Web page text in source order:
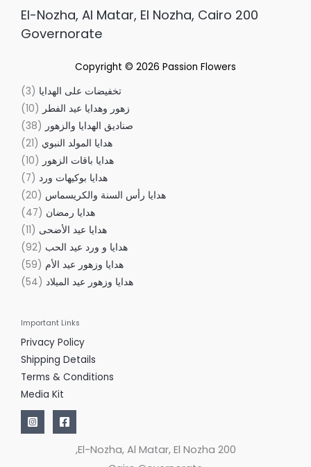
200 El-Nozha, Al Matar, El Nozha, Cairo
Governorate
Copyright © 2026 Passion Flowers
تخفيضات على الهدايا
3
زهور وهدايا عيد الفطر 10
صناديق الهدايا والزهور 38
هدايا المولد النبوي 21
هدايا باقات الزهور 10
هدايا بوكيهات ورد 7
هدايا رأس السنة والكريسماس 20
هدايا رمضان 47
هدايا عيد الأضحى 11
هدايا و ورد عيد الحب 92
هدايا وزهور عيد الأم 59
هدايا وزهور عيد الميلاد 54
Important Links
Privacy Policy
Shipping Details
Terms & Conditions
Media Kit
200 El-Nozha, Al Matar, El Nozha,